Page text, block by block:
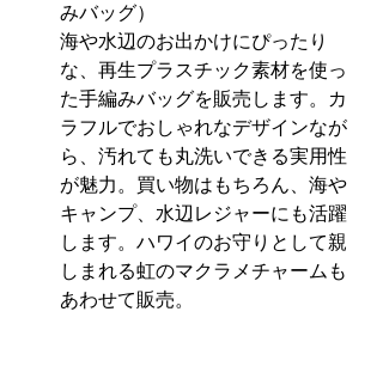
みバッグ）
海や水辺のお出かけにぴったり
な、再生プラスチック素材を使っ
た手編みバッグを販売します。カ
ラフルでおしゃれなデザインなが
ら、汚れても丸洗いできる実用性
が魅力。買い物はもちろん、海や
キャンプ、水辺レジャーにも活躍
します。ハワイのお守りとして親
しまれる虹のマクラメチャームも
あわせて販売。